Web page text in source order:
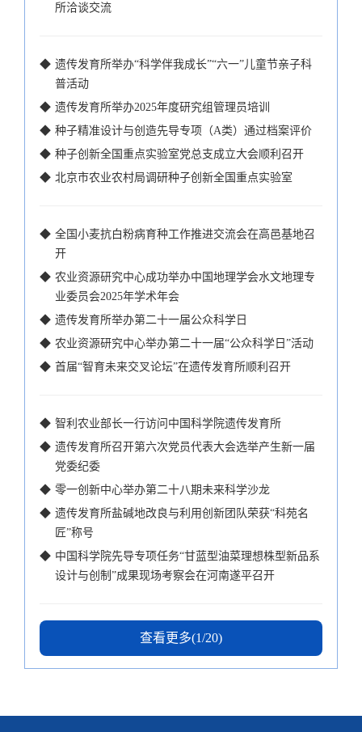
所洽谈交流
◆ 遗传发育所举办“科学伴我成长”“六一”儿童节亲子科
普活动
◆ 遗传发育所举办2025年度研究组管理员培训
◆ 种子精准设计与创造先导专项（A类）通过档案评价
◆ 种子创新全国重点实验室党总支成立大会顺利召开
◆ 北京市农业农村局调研种子创新全国重点实验室
◆ 全国小麦抗白粉病育种工作推进交流会在高邑基地召
开
◆ 农业资源研究中心成功举办中国地理学会水文地理专
业委员会2025年学术年会
◆ 遗传发育所举办第二十一届公众科学日
◆ 农业资源研究中心举办第二十一届“公众科学日”活动
◆ 首届“智育未来交叉论坛”在遗传发育所顺利召开
◆ 智利农业部长一行访问中国科学院遗传发育所
◆ 遗传发育所召开第六次党员代表大会选举产生新一届
党委纪委
◆ 零一创新中心举办第二十八期未来科学沙龙
◆ 遗传发育所盐碱地改良与利用创新团队荣获“科苑名
匠”称号
◆ 中国科学院先导专项任务“甘蓝型油菜理想株型新品系
设计与创制”成果现场考察会在河南遂平召开
查看更多(1/20)